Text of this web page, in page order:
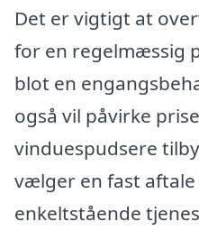
Det er vigtigt at
for en regelmæssig
blot en
også vil påvirke
vinduespudsere
vælger en fast
enkeltstående